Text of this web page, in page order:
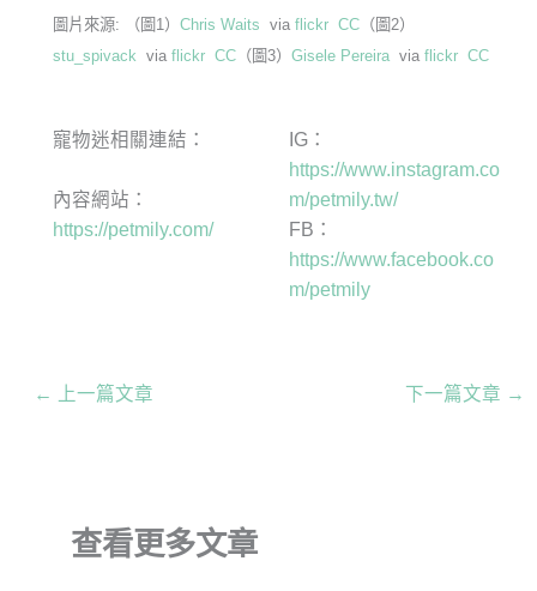
圖片來源: （圖1） Chris Waits via flickr CC（圖2）
stu_spivack via flickr CC（圖3） Gisele Pereiravia flickr CC
寵物迷相關連結：
內容網站：
https://petmily.com/
IG：
https://www.instagram.co
m/petmily.tw/
FB：
https://www.facebook.co
m/petmily
← 上一篇文章 下一篇文章 →
查看更多文章